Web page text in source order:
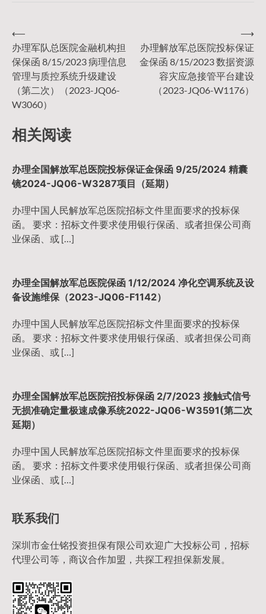
文
章
导
航
⟵
办理军队总医院金融机构担
保保函 8/15/2023 病理信息
管理与质控系统升级建设
（第二次）（2023-JQ06-
W3060）
办理解放军总医院投标保证
金保函 8/15/2023 数据资源
容灾应急接管平台建设
（2023-JQ06-W1176）
⟶
相关阅读
办理全国解放军总医院投标保证金保函 9/25/2024 精囊
镜2024-JQ06-W3287项目（延期）
办理中国人民解放军总医院招标文件里面要求的投标保
函。 要求：招标文件要求使用银行保函、或者担保公司商
业保函、或 […]
办理全国解放军总医院保函 1/12/2024 净化空调系统及设
备设施维保（2023-JQ06-F1142）
办理中国人民解放军总医院招标文件里面要求的投标保
函。 要求：招标文件要求使用银行保函、或者担保公司商
业保函、或 […]
办理全国解放军总医院招投标保函 2/7/2023 接触式信号
无损准确定量极速成像系统2022-JQ06-W3591(第二次
延期）
办理中国人民解放军总医院招标文件里面要求的投标保
函。 要求：招标文件要求使用银行保函、或者担保公司商
业保函、或 […]
联系我们
深圳市金仕铭投资担保有限公司欢迎广大投标公司，招标
代理公司等，商议合作加盟，共探工程担保新发展。